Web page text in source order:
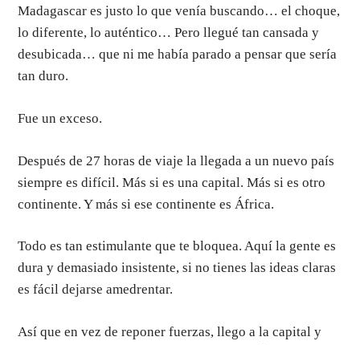
Madagascar es justo lo que venía buscando… el choque,
lo diferente, lo auténtico… Pero llegué tan cansada y
desubicada… que ni me había parado a pensar que sería
tan duro.
Fue un exceso.
Después de 27 horas de viaje la llegada a un nuevo país
siempre es difícil. Más si es una capital. Más si es otro
continente. Y más si ese continente es África.
Todo es tan estimulante que te bloquea. Aquí la gente es
dura y demasiado insistente, si no tienes las ideas claras
es fácil dejarse amedrentar.
Así que en vez de reponer fuerzas, llego a la capital y